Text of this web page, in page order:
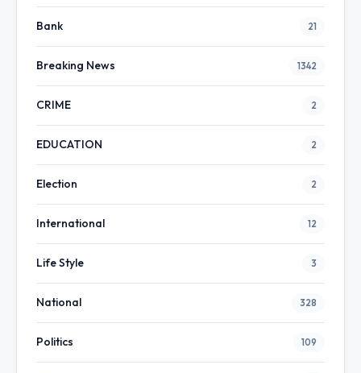
Bank 21
Breaking News 1342
CRIME 2
EDUCATION 2
Election 2
International 12
Life Style 3
National 328
Politics 109